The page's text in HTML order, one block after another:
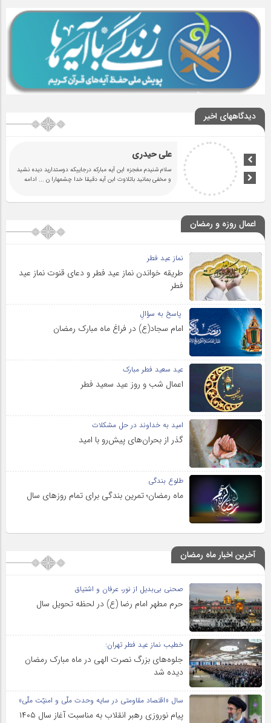
دیدگاههای اخیر
علی حیدری
سلام شنیدم مغجزه این آیه مبارکه درجاییکه دوستدارید دیده نشید
و مخفی بمانید باتلاوت ابن آیه دقیقا خدا چشمهارا ن ... ادامه
اعمال روزه و رمضان
نماز عید فطر
طریقه خواندن نماز عید فطر و دعای قنوت نماز عید
فطر
پاسخ به سؤالِ
امام سجاد(ع) در فراغ ماه مبارک رمضان
عید سعید فطر مبارک
اعمال شب و روز عید سعید فطر
امید به خداوند در حل مشکلات
گذر از بحران‌های پیش‌رو با امید
طلوع بندگی
ماه رمضان؛ تمرین بندگی برای تمام روزهای سال
آخرین اخبار ماه رمضان
صحنی بی‌بدیل از نور، عرفان و اشتیاق
حرم مطهر امام رضا (ع) در لحظه تحویل سال
خطیب نماز عید فطر تهران:
جلوه‌های بزرگ نصرت الهی در ماه مبارک رمضان
دیده شد
سال «اقتصاد مقاومتی در سایه وحدت ملّی و امنیّت ملّی»
پیام نوروزی رهبر انقلاب به مناسبت آغاز سال ۱۴۰۵